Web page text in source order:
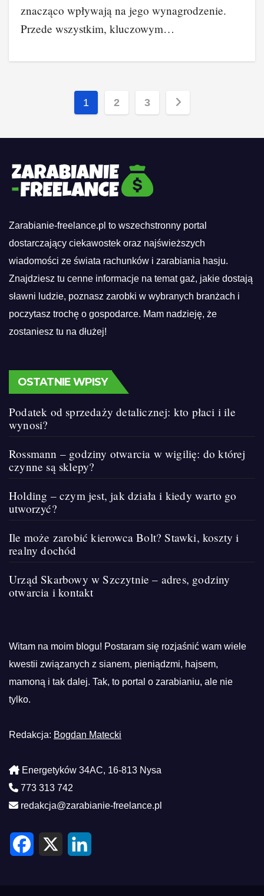
znacząco wpływają na jego wynagrodzenie.
Przede wszystkim, kluczowym…
Stronicowanie
1 2 3
Zarabianie-freelance.pl to wszechstronny portal
dostarczający ciekawostek oraz najświeższych
wiadomości ze świata rachunków i zarabiania hasju.
Znajdziesz tu cenne informacje na temat gaż, jakie dostają
sławni ludzie, poznasz zarobki w wybranych branżach i
poczytasz trochę o gospodarce. Mam nadzieję, że
zostaniesz tu na dłużej!
OSTATNIE WPISY
Podatek od sprzedaży detalicznej: kto płaci i ile
wynosi?
Rossmann – godziny otwarcia w wigilię: do której
czynne są sklepy?
Holding – czym jest, jak działa i kiedy warto go
utworzyć?
Ile może zarobić kierowca Bolt? Stawki, koszty i
realny dochód
Urząd Skarbowy w Szczytnie – adres, godziny
otwarcia i kontakt
Witam na moim blogu! Postaram się rozjaśnić wam wiele
kwestii związanych z sianem, pieniądzmi, hajsem,
mamoną i tak dalej. Tak, to portal o zarabianiu, ale nie
tylko.
Redakcja: Bogdan Matecki
Energetyków 34AC, 16-813 Nysa
773 313 742
redakcja@zarabianie-freelance.pl
F
X